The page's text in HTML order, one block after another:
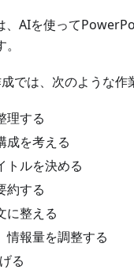
、AIを使って
では、次のような作
理する
成を考える
トルを決める
約する
に整える
情報量を調整する
る